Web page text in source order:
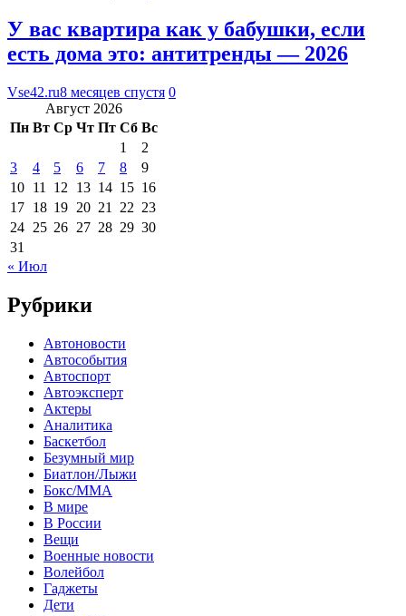
У вас квартира как у бабушки, если
есть дома это: антитренды — 2026
Vse42.ru8 месяцев спустя 0
Август 2026
Пн Вт Ср Чт Пт Сб Вс
1
2
3
4 5 6 7 8
9
10 11 12 13 14 15 16
17 18 19 20 21 22 23
24 25 26 27 28 29 30
31
« Июл
Рубрики
Автоновости
Автособытия
Автоспорт
Автоэксперт
Актеры
Аналитика
Баскетбол
Безумный мир
Биатлон/Лыжи
Бокс/MMA
В мире
В России
Вещи
Военные новости
Волейбол
Гаджеты
Дети